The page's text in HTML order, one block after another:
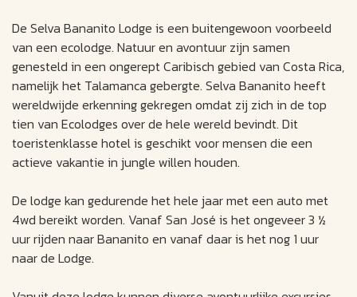
De Selva Bananito Lodge is een buitengewoon voorbeeld
van een ecolodge. Natuur en avontuur zijn samen
genesteld in een ongerept Caribisch gebied van Costa Rica,
namelijk het Talamanca gebergte. Selva Bananito heeft
wereldwijde erkenning gekregen omdat zij zich in de top
tien van Ecolodges over de hele wereld bevindt. Dit
toeristenklasse hotel is geschikt voor mensen die een
actieve vakantie in jungle willen houden.
De lodge kan gedurende het hele jaar met een auto met
4wd bereikt worden. Vanaf San José is het ongeveer 3 ½
uur rijden naar Bananito en vanaf daar is het nog 1 uur
naar de Lodge.